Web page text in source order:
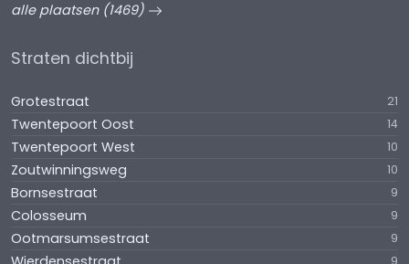
alle plaatsen (1469)
Straten dichtbij
Grotestraat 21
Twentepoort Oost 14
Twentepoort West 10
Zoutwinningsweg 10
Bornsestraat 9
Colosseum 9
Ootmarsumsestraat 9
9